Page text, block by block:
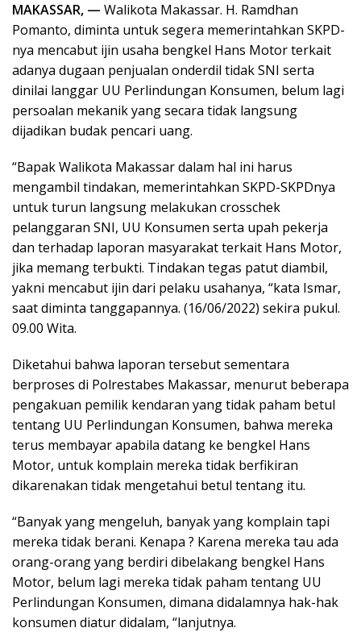
MAKASSAR, — Walikota Makassar. H. Ramdhan
Pomanto, diminta untuk segera memerintahkan SKPD-
nya mencabut ijin usaha bengkel Hans Motor terkait
adanya dugaan penjualan onderdil tidak SNI serta
dinilai langgar UU Perlindungan Konsumen, belum lagi
persoalan mekanik yang secara tidak langsung
dijadikan budak pencari uang.
“Bapak Walikota Makassar dalam hal ini harus
mengambil tindakan, memerintahkan SKPD-SKPDnya
untuk turun langsung melakukan crosschek
pelanggaran SNI, UU Konsumen serta upah pekerja
dan terhadap laporan masyarakat terkait Hans Motor,
jika memang terbukti. Tindakan tegas patut diambil,
yakni mencabut ijin dari pelaku usahanya, “kata Ismar,
saat diminta tanggapannya. (16/06/2022) sekira pukul.
09.00 Wita.
Diketahui bahwa laporan tersebut sementara
berproses di Polrestabes Makassar, menurut beberapa
pengakuan pemilik kendaran yang tidak paham betul
tentang UU Perlindungan Konsumen, bahwa mereka
terus membayar apabila datang ke bengkel Hans
Motor, untuk komplain mereka tidak berfikiran
dikarenakan tidak mengetahui betul tentang itu.
“Banyak yang mengeluh, banyak yang komplain tapi
mereka tidak berani. Kenapa ? Karena mereka tau ada
orang-orang yang berdiri dibelakang bengkel Hans
Motor, belum lagi mereka tidak paham tentang UU
Perlindungan Konsumen, dimana didalamnya hak-hak
konsumen diatur didalam, “lanjutnya.